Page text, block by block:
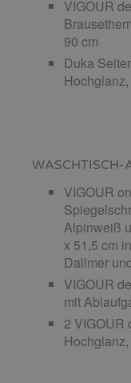
VIGOUR
90 cm
Duka
WASCHTISCH-
VIGOUR
Alpinweiß
x 51,5 cm
Dallmer
VIGOUR
mit
2 VIGOUR